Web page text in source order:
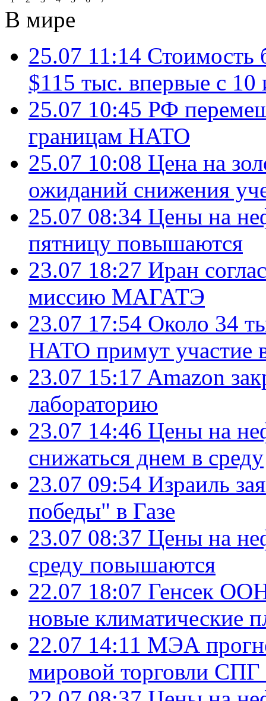
В мире
25.07 11:14 Стоимость
$115 тыс. впервые с 10
25.07 10:45 РФ
границам НАТО
25.07 10:08 Цена на
ожиданий снижения
25.07 08:34 Цены на
пятницу повышаются
23.07 18:27 Иран
миссию МАГАТЭ
23.07 17:54 Около 34
НАТО примут участие
23.07 15:17 Amazon
лабораторию
23.07 14:46 Цены на
снижаться днем в среду
23.07 09:54 Израиль
победы" в Газе
23.07 08:37 Цены на
среду повышаются
22.07 18:07 Генсек ООН
новые климатические
22.07 14:11 МЭА
мировой торговли СПГ